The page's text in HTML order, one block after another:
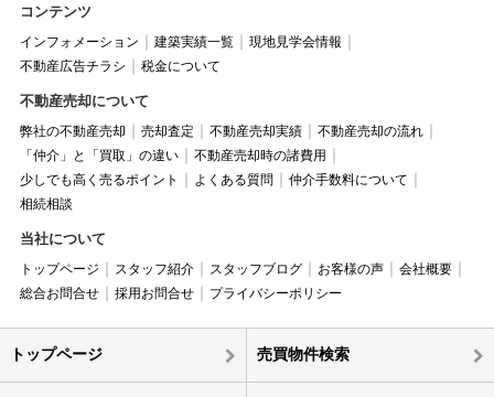
コンテンツ
インフォメーション 建築実績一覧
現地見学会情報
不動産広告チラシ
税金について
不動産売却について
弊社の不動産売却 売却査定 不動産売却実績
不動産売却の流れ
「仲介」と「買取」の違い
不動産売却時の諸費用
少しでも高く売るポイント
よくある質問
仲介手数料について
相続相談
当社について
トップページ スタッフ紹介 スタッフブログ お客様の声
会社概要
総合お問合せ
採用お問合せ プライバシーポリシー
トップページ 売買物件検索